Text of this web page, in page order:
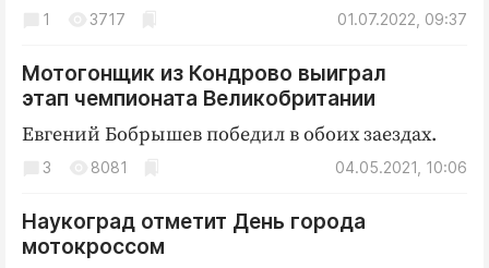
Праздники
Происшествия
Спорт
Экономика и бизнес
ПРОЕКТЫ
Блоги
01.07.2022, 09:37
1 3717
Мотогонщик из Кондрово выиграл
этап чемпионата Великобритании
Евгений Бобрышев победил в обоих заездах.
04.05.2021, 10:06
3 8081
Наукоград отметит День города
мотокроссом